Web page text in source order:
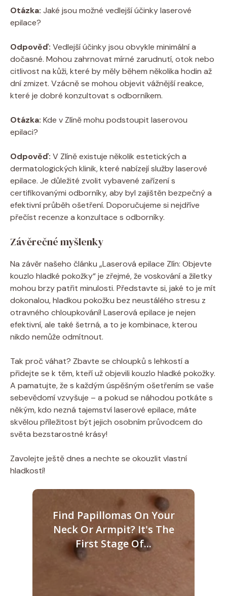
Otázka: Jaké jsou možné vedlejší účinky laserové
epilace?
Odpověď: Vedlejší účinky jsou obvykle minimální a
dočasné. Mohou zahrnovat mírné zarudnutí, otok nebo
citlivost na kůži, které by měly během několika hodin až
dní zmizet. Vzácně se mohou objevit vážnější reakce,
které je dobré konzultovat s odborníkem.
Otázka: Kde v Zlíně mohu podstoupit laserovou
epilaci?
Odpověď: V Zlíně existuje několik estetických a
dermatologických klinik, které nabízejí služby laserové
epilace. Je důležité zvolit vybavené zařízení s
certifikovanými odborníky, aby byl zajištěn bezpečný a
efektivní průběh ošetření. Doporučujeme si nejdříve
přečíst recenze a konzultace s odborníky.
Závěrečné myšlenky
Na závěr našeho článku „Laserová epilace Zlín: Objevte
kouzlo hladké pokožky“ je zřejmé, že voskování a žiletky
mohou brzy patřit minulosti. Představte si, jaké to je mít
dokonalou, hladkou pokožku bez neustálého stresu z
otravného chloupkování! Laserová epilace je nejen
efektivní, ale také šetrná, a to je kombinace, kterou
nikdo nemůže odmítnout.
Tak proč váhat? Zbavte se chloupků s lehkostí a
přidejte se k těm, kteří už objevili kouzlo hladké pokožky.
A pamatujte, že s každým úspěšným ošetřením se vaše
sebevědomí vzvyšuje – a pokud se náhodou potkáte s
někým, kdo nezná tajemství laserové epilace, máte
skvělou příležitost být jejich osobním průvodcem do
světa bezstarostné krásy!
Zavolejte ještě dnes a nechte se okouzlit vlastní
hladkostí!
Find Papillomas On Your
Neck Or Armpit? It's The
First Stage Of...